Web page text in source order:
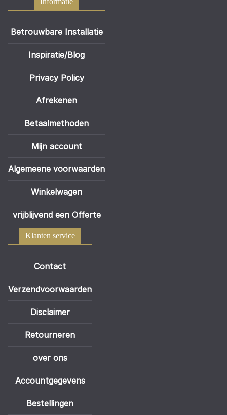
Betrouwbare Installatie
Inspiratie/Blog
Privacy Policy
Afrekenen
Betaalmethoden
Mijn account
Algemeene voorwaarden
Winkelwagen
vrijblijvend een Offerte
Klanten service
Contact
Verzendvoorwaarden
Disclaimer
Retourneren
over ons
Accountgegevens
Bestellingen